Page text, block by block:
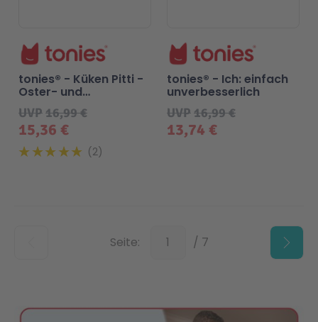
15,36 €
UVP16,99 €
tonies® - Küken Pitti -
Oster- und
Frühlingsgeschichten
2
13,74 €
UVP16,99 €
tonies® - Ich: einfach
unverbesserlich
Seite:Unten / 7